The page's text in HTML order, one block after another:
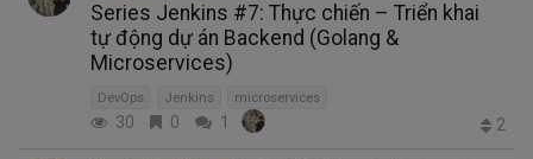
Series Jenkins #7: Thực chiến – Triển khai
tự động dự án Backend (Golang &
Microservices)
DevOps Jenkins microservices
30 0 1 2